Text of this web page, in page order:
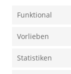
Funktional
Vorlieben
Statistiken